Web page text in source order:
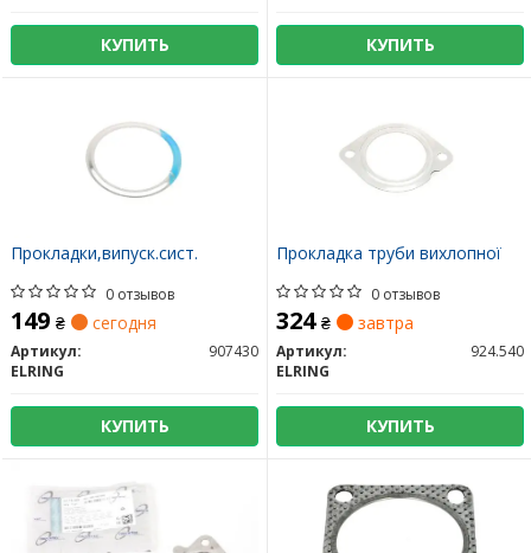
КУПИТЬ КУПИТЬ
Прокладки,випуск.сист.
0 отзывов
149 ₴ сегодня
Артикул:
907430
ELRING
КУПИТЬ
Прокладка труби вихлопної
0 отзывов
324 ₴ завтра
Артикул:
924.540
ELRING
КУПИТЬ